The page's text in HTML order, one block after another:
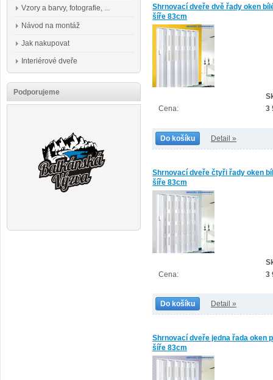
Shrnovací dveře dvě řady oken
šíře 83cm
3
Cena:
Do košíku Detail »
Shrnovací dveře čtyři řady oken
šíře 83cm
3
Cena:
Do košíku Detail »
Shrnovací dveře jedna řada oken
šíře 83cm
Vzory a barvy, fotografie, ...
Návod na montáž
Jak nakupovat
Interiérové dveře
Podporujeme